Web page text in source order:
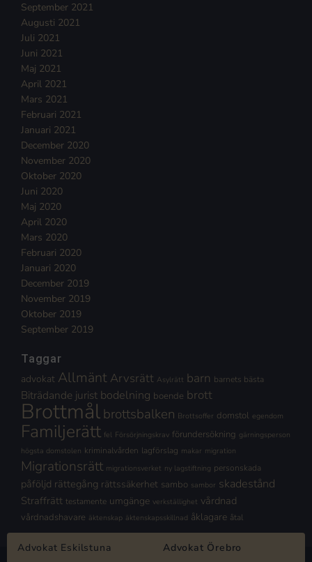
September 2021
Augusti 2021
Juli 2021
Juni 2021
Maj 2021
April 2021
Mars 2021
Februari 2021
Januari 2021
December 2020
November 2020
Oktober 2020
Juni 2020
Maj 2020
April 2020
Mars 2020
Februari 2020
Januari 2020
December 2019
November 2019
Oktober 2019
September 2019
Taggar
advokat Allmänt Arvsrätt Asylrätt barn barnets bästa
Biträdande jurist bodelning boende brott
Brottmålbrottsbalken Brottsoffer domstol egendom
Familjerätt fel Försörjningskrav förundersökning gärningsperson
högsta domstolen kriminalvården lagförslag makar migration
Migrationsrätt migrationsverket ny lagstiftning personskada
påföljd rättegång rättssäkerhet sambo sambor skadestånd
Straffrätt testamente umgänge verkställighet vårdnad
vårdnadshavare äktenskap äktenskapsskillnad åklagare åtal
Advokat Eskilstuna
Advokat Örebro